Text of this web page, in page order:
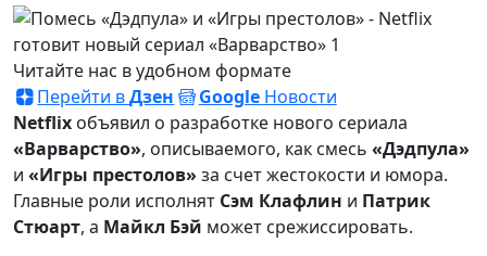
Читайте нас в удобном формате
Перейти вДзен GoogleНовости
Netflix объявил о разработке нового сериала
«Варварство», описываемого, как смесь «Дэдпула»
и «Игры престолов» за счет жестокости и юмора.
Главные роли исполнят Сэм Клафлин и Патрик
Стюарт, а Майкл Бэй может срежиссировать.